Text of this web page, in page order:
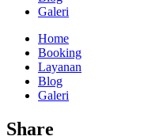
Galeri
Home
Booking
Layanan
Blog
Galeri
Share